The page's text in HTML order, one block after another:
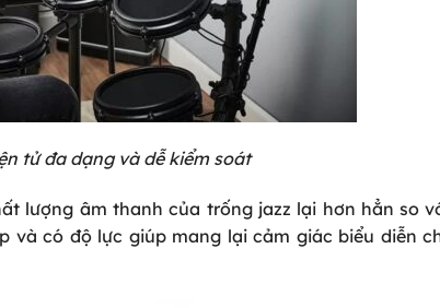
tử đa dạng và dễ kiểm soát
lượng âm thanh của trống jazz lại hơn hẳn so
và có độ lực giúp mang lại cảm giác biểu diễn